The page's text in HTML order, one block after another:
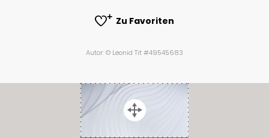
Zu Favoriten
Autor: © Leonid Tit #49545683